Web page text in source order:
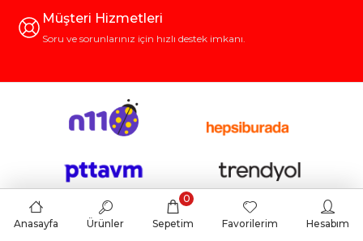
Müşteri Hizmetleri
Soru ve sorunlarınız için hızlı destek imkanı.
Anasayfa Ürünler Sepetim
0
Favorilerim Hesabım